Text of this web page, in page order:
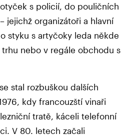
s policií, do pouličních
jejichž organizátoři a hlavní
styku s artyčoky leda někde
trhu nebo v regále obchodu s
stal rozbuškou dalších
kdy francouzští vinaři
tratě, káceli telefonní
V 80. letech začali